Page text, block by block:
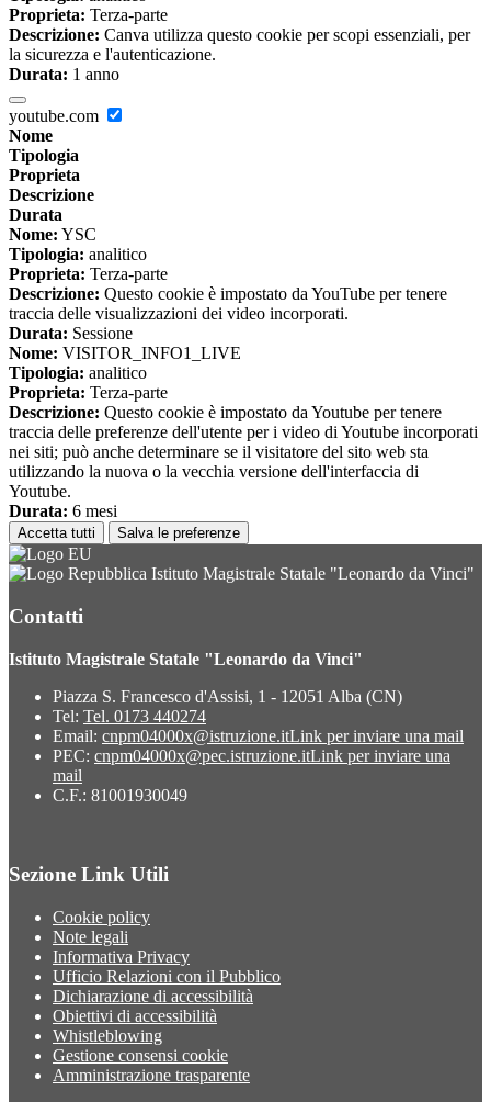
Proprieta: Terza-parte
Descrizione: Canva utilizza questo cookie per scopi essenziali, per
la sicurezza e l'autenticazione.
Durata: 1 anno
youtube.com
Nome
Tipologia
Proprieta
Descrizione
Durata
Nome: YSC
Tipologia: analitico
Proprieta: Terza-parte
Descrizione: Questo cookie è impostato da YouTube per tenere
traccia delle visualizzazioni dei video incorporati.
Durata: Sessione
Nome: VISITOR_INFO1_LIVE
Tipologia: analitico
Proprieta: Terza-parte
Descrizione: Questo cookie è impostato da Youtube per tenere
traccia delle preferenze dell'utente per i video di Youtube incorporati
nei siti; può anche determinare se il visitatore del sito web sta
utilizzando la nuova o la vecchia versione dell'interfaccia di
Youtube.
Durata: 6 mesi
Accetta tutti Salva le preferenze
Istituto Magistrale Statale "Leonardo da Vinci"
Contatti
Istituto Magistrale Statale "Leonardo da Vinci"
Piazza S. Francesco d'Assisi, 1 - 12051 Alba (CN)
Tel: Tel. 0173 440274
Email: cnpm04000x@istruzione.itLink per inviare una mail
PEC: cnpm04000x@pec.istruzione.itLink per inviare una
mail
C.F.: 81001930049
Sezione Link Utili
Cookie policy
Note legali
Informativa Privacy
Ufficio Relazioni con il Pubblico
Dichiarazione di accessibilità
Obiettivi di accessibilità
Whistleblowing
Gestione consensi cookie
Amministrazione trasparente